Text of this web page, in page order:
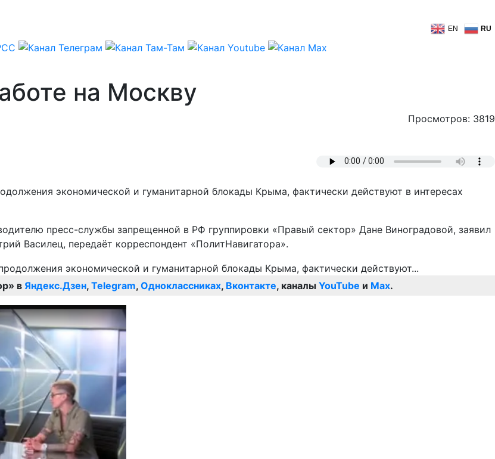
EN RU
на Москву
Просмотров: 3819
экономической и гуманитарной блокады Крыма, фактически действуют в интересах
пресс-службы запрещенной в РФ группировки «Правый сектор» Дане Виноградовой, заявил
Василец, передаёт корреспондент «ПолитНавигатора».
в Яндекс.Дзен, Telegram, Одноклассниках, Вконтакте, каналы YouTube и Max.